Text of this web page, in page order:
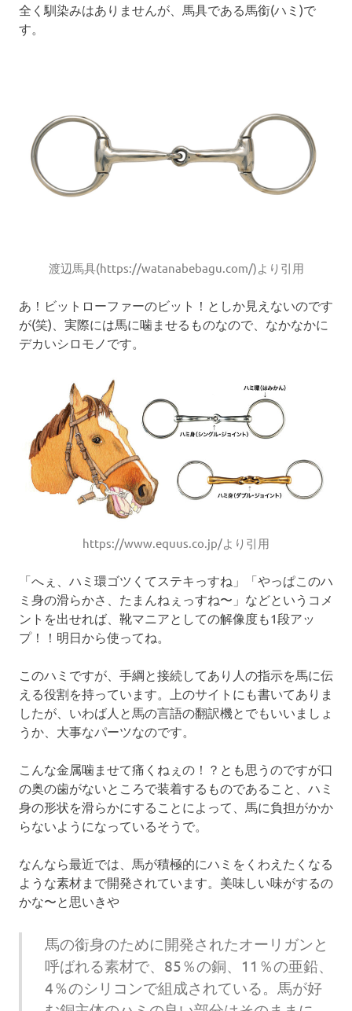
全く馴染みはありませんが、馬具である馬銜(ハミ)で
す。
渡辺馬具(https://watanabebagu.com/)より引用
あ！ビットローファーのビット！としか見えないのです
が(笑)、実際には馬に噛ませるものなので、なかなかに
デカいシロモノです。
https://www.equus.co.jp/より引用
「へぇ、ハミ環ゴツくてステキっすね」「やっぱこのハ
ミ身の滑らかさ、たまんねぇっすね〜」などというコメ
ントを出せれば、靴マニアとしての解像度も1段アッ
プ！！明日から使ってね。
このハミですが、手綱と接続してあり人の指示を馬に伝
える役割を持っています。上のサイトにも書いてありま
したが、いわば人と馬の言語の翻訳機とでもいいましょ
うか、大事なパーツなのです。
こんな金属噛ませて痛くねぇの！？とも思うのですが口
の奥の歯がないところで装着するものであること、ハミ
身の形状を滑らかにすることによって、馬に負担がかか
らないようになっているそうで。
なんなら最近では、馬が積極的にハミをくわえたくなる
ような素材まで開発されています。美味しい味がするの
かな〜と思いきや
馬の銜身のために開発されたオーリガンと
呼ばれる素材で、85％の銅、11％の亜鉛、
4％のシリコンで組成されている。馬が好